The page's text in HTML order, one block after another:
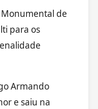
Monumental de
para os
Armando
e saiu na